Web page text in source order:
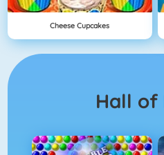
Cheese Cupcakes
Hall of